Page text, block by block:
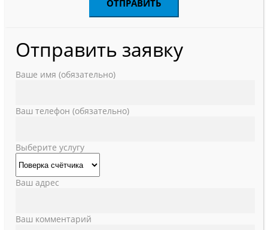
Отправить заявку
Ваше имя (обязательно)
Ваш телефон (обязательно)
Выберите услугу
Ваш адрес
Ваш комментарий